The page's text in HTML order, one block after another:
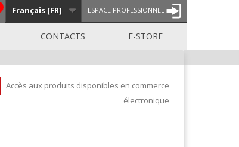
ESPACE PROFESSIONNEL
Français [FR]
CONTACTS E-STORE
Accès aux produits disponibles en commerce
électronique